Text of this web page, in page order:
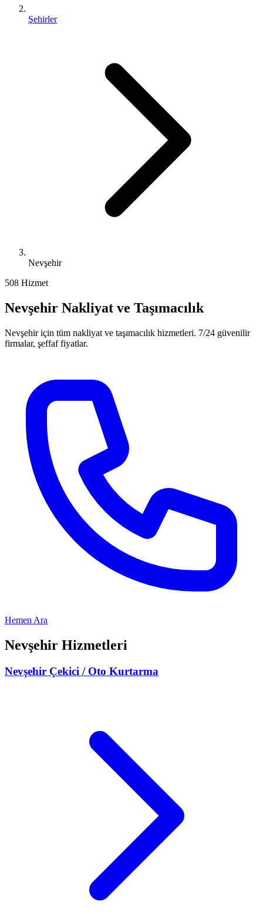
Şehirler
Nevşehir
508 Hizmet
Nevşehir Nakliyat ve Taşımacılık
Nevşehiriçin tüm nakliyat ve taşımacılık hizmetleri. 7/24 güvenilir
firmalar, şeffaf fiyatlar.
Hemen Ara
Nevşehir Hizmetleri
Nevşehir Çekici / Oto Kurtarma